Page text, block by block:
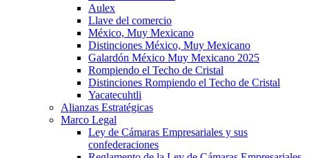
Aulex
Llave del comercio
México, Muy Mexicano
Distinciones México, Muy Mexicano
Galardón México Muy Mexicano 2025
Rompiendo el Techo de Cristal
Distinciones Rompiendo el Techo de Cristal
Yacatecuhtli
Alianzas Estratégicas
Marco Legal
Ley de Cámaras Empresariales y sus
confederaciones